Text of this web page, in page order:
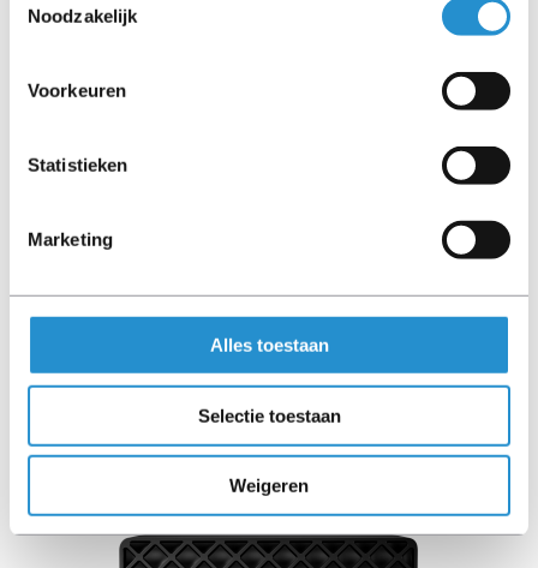
Noodzakelijk
Voorkeuren
Statistieken
Marketing
Alles toestaan
Selectie toestaan
Weigeren
HP Pro Mini 400 G9 Mini PC i5-14500T 16GB
Excl. BTW